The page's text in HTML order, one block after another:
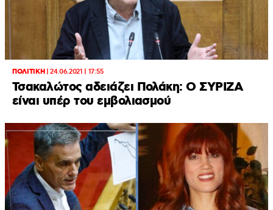
ΠΟΛΙΤΙΚΗ|24.06.2021 | 17:55
Τσακαλώτος αδειάζει Πολάκη: Ο ΣΥΡΙΖΑ
είναι υπέρ του εμβολιασμού